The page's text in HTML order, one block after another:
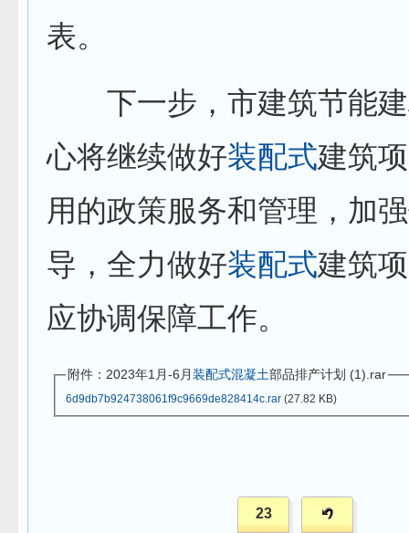
表。
下一步，市建筑节能建
心将继续做好装配式建筑
用的政策服务和管理，加
导，全力做好装配式建筑
应协调保障工作。
附件：2023年1月-6月装配式混凝土部品排产计划 (1).rar
6d9db7b924738061f9c9669de828414c.rar(27.82 KB)
23